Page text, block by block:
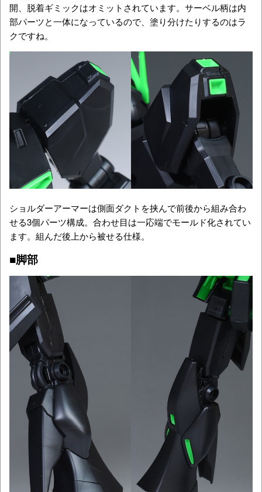
開、脱着ギミックはオミットされています。サーベル柄は内
部パーツと一体になっているので、塗り分けたりするのはラ
クですね。
ショルダーアーマーは側面ダクトを挟んで前後から組み合わ
せる3個パーツ構成。合わせ目は一応端でモールド化されてい
ます。組んだ後上から被せる仕様。
■脚部